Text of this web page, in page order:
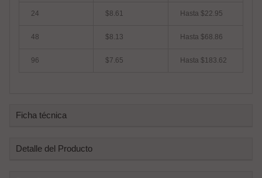
24 $8.61 Hasta $22.95
48 $8.13 Hasta $68.86
96 $7.65 Hasta $183.62
Ficha técnica
Detalle del Producto